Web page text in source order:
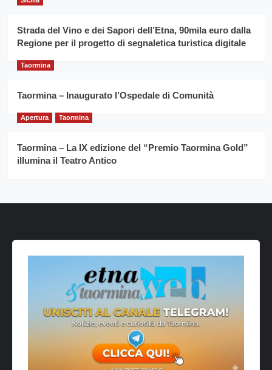
Strada del Vino e dei Sapori dell’Etna, 90mila euro dalla
Regione per il progetto di segnaletica turistica digitale
Taormina
Taormina – Inaugurato l’Ospedale di Comunità
Apertura Taormina
Taormina – La IX edizione del “Premio Taormina Gold”
illumina il Teatro Antico